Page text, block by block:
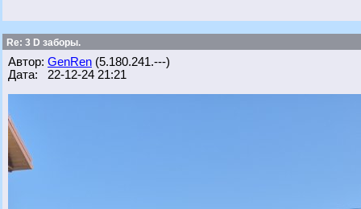
Re: 3 D заборы.
Автор: GenRen (5.180.241.---)
Дата: 22-12-24 21:21